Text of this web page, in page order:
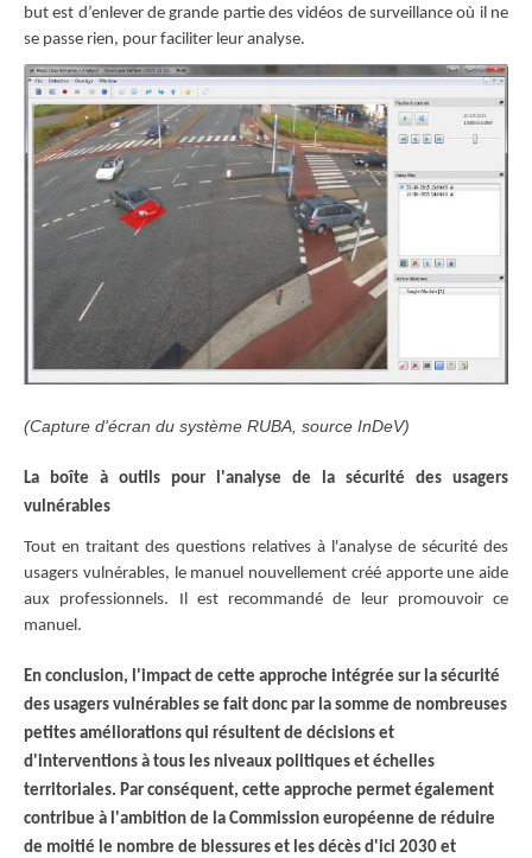
but est d’enlever de grande partie des vidéos de surveillance où il ne
se passe rien, pour faciliter leur analyse.
(Capture d'écran du système RUBA, source InDeV)
La boîte à outils pour l'analyse de la sécurité des usagers
vulnérables
Tout en traitant des questions relatives à l'analyse de sécurité des
usagers vulnérables, le manuel nouvellement créé apporte une aide
aux professionnels. Il est recommandé de leur promouvoir ce
manuel.
En conclusion, l'impact de cette approche intégrée sur la sécurité
des usagers vulnérables se fait donc par la somme de nombreuses
petites améliorations qui résultent de décisions et
d'interventions à tous les niveaux politiques et échelles
territoriales. Par conséquent, cette approche permet également
contribue à l'ambition de la Commission européenne de réduire
de moitié le nombre de blessures et les décès d'ici 2030 et